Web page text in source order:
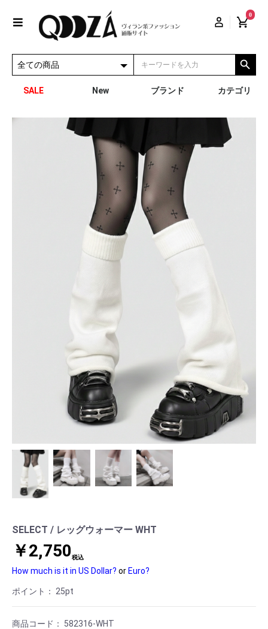
0
SALE New ブランド カテゴリ
SELECT / レッグウォーマー WHT
￥2,750税込
How much is it in US Dollar? or Euro?
ポイント： 25pt
商品コード： 582316-WHT